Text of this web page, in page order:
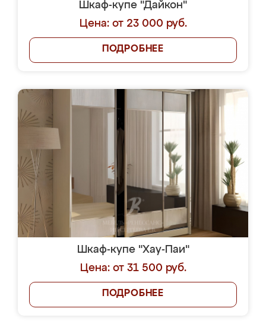
Шкаф-купе "Дайкон"
Цена: от 23 000 руб.
ПОДРОБНЕЕ
Шкаф-купе "Хау-Паи"
Цена: от 31 500 руб.
ПОДРОБНЕЕ